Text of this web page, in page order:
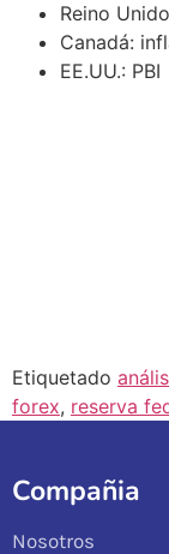
Reino
Canadá:
EE.UU.: PBI
Etiquetado
forex, reserva
Compañia
Nosotros